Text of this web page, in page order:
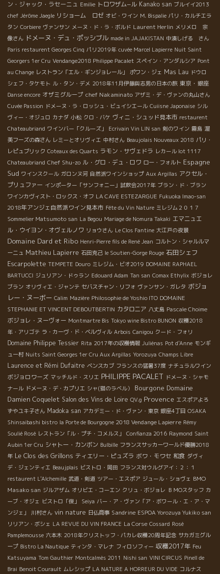
ン・ジャック・ラセーニュ Emilie トロワザム−ル Kanako san ブルイイ2013
chef Jérôme Jaegle リショーム ロゼ オビ・ワイン M. Bispalie パリ・カルチエラ
タン Corbiere ヴァンサン メーヌ・ド・ラ・ボルド Laurent Herlin メリメロ 宗
像さん ドメーヌ・デュ・ポッシブル made in JAJAKISTAN 中湊しげる さん
Paris restaurent Georges Cinq パリ2019年 cuvée Marcel Lapierre Nuit Saint
Georgers 1er Cru Vendange2018 Philippe Pacalet スペイン・アンダルシア Pont
au Change レストラン「エル・ギンジョレール」 ポワン・ジェ Mas Lau ドウロ
シェフ・タケモト ル・タン・デメ 2018年11月伊藤與志男の日本の旅 東京・銀座
Danse encore オザミグループ chef Nakaminato アザミ・デ・ヴァンの丸山さん
Cuvée Passion ドメーヌ・ラ・ロッシュ・ビュイシエール Cuiisne Japonaise シル
ヴィー・オジュロ カナダ 小松 クロ・バケ ヴィニ・シュッド見本市 restaurent
Chateaubriand ワインバー「クルーズ」 Ecrivain Vin LIN san 剣のワイン 霧島 渥
美フーズの森さん レミーとオリヴィエ 中村さん Beaujolais Nouveaux 2018 パリ・
レピュブリック Coteaux des Quarts ラモン・サヴェドラ レカール lot 1117
Chateaubriand Chef Shu-zo ル・グロ・デュ・ロワ ロー・フォルト Espagne
Sud ワインスクール ガロンヌ河 自然派ワインショップ Aux Argillas アクセル・
プリュファー インポーター「サンフォニー」試飲会2017年 ブラン・ド・ブラン
ワインカヴィスト・ロックス・オフ LA CAVE ESTEZARGUE Fukuoka Imao-san
2018年アンジェ自然派ワイン見本市 Fête du Vin Nature ミレジム２０１７
Sommelier Matsumoto san La Begou Mariage de Nomura Takaki エマニュエ
ル・ウイヨン・オヴェルノワ リョウさん Le Clos Fantine 大江戸の夜景
Domaine Dard et Ribo Henri-Pierre fils de René Jean コルトン・シャルルマ
ーニュ Mathieu Lapierre 石田克己 le Soutien-Gorge Rouge 石田シェフ
Escarpolette TEMPETE Douro ミレジム・ビオ2019 DOMAINE RAPHAEL
BARTUCCI ジュリアン・ドゥラン Edouard Adam Tan san Comax Ethylix ボジョレ
ブラン オリヴィエ・ジャンテ セバスチャン・リフォ ヴァンサン・ガレタ ボジョ
レー・ヌーボー Calim Mazière Philosophie de Yoshio ITO DOMAINE
STEPHANIE ET VINCENT DEBOUTBERTIN カタロニア 八丈島 Pascale Choime
ボジョレ・ヌーヴォー Montmartre Bis Tokyo wine Bistro BUNON 収穫2018
年・アリゴテ ラ・カーヴ・ド・ベルヴィル Arbois Canigou クード・フォリ
Domaine Philippe Tessier Rita 2017年の収穫情報 Juliénas Pot d'Anne モンギ
ュー村 Nuits Saint Georges 1er Cru Aux Argillas Yorozuya Champs Libre
Laurence et Rémi Dufaitre ベンスカブ フランスの猛暑37度 ナチュラルワイン
ボジョロワーズ マッチルド・スリエ PHILIPPE PACALET ドメーヌ・シャモ
ナール ドメーヌ・デ・カプリエ シャ(猫のラベル） Bourgone Domaine
Damien Coquelet Salon des Vins de Loire QV.g Provence エスポアよろ
ずやユキ子さん Madoka san アカデミー・ド・ヴァン・東京 銀座4丁目 OSAKA
Shinsaibashi bistro la Porte de Bourgogne 2018 Vendange Lapierre Rémy
Soulié Rosé レストラン「ル・プチ・コメルス」 Confianza 2016 Raymond Saint
Aubin 1er Cru シャトー・カンボン Bulbille フランスサッカーワールド優勝2018
年 Le Clos des Grillons ティエリー・ピュズラ ボワ・モワセ 和食 ダヴィ
デ・ジェンティエ Beaujplais ビストロ・岡田 フランス対ウルグアイ：２：１
restaurent L'Alchemille 武道・剣道 ツアー・エスポア ジュール・ショヴェ BMO
Masako san ジルアザム オリビエ・コーエン クリュ・ボジョレ ＢＭОスタッフ カ
ーブ・オジェ ビストロ「俊」 Seiya バー・ア・ヴァン「ア・ボワール・エ・ア・マ
ンジェ」
川村さん vin nature 日仏商事 Sandrine ESPOA Yorozuya Yukiko san
リリアン・ボシェ LA REVUE DU VIN FRANCE La Corse Cossard Rosé
Pamplemousse 六本木 2018年クリストッフ・パカレ収穫20周年記念 サカガミグル
ープ Bistro La Nautique ティンタ・マレナ フィロソフィー 収穫2017年 Feu
Katsuyama Tom Gauthier Montcalmès 2011 Nishi san VINI CIRCUS Pinell de
Brai Benoit Courault ムレシップ LA NATURE A HORREUR DU VIDE コルナス